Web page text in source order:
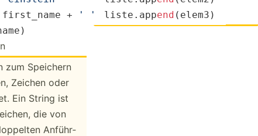
+
' '
+ last_name
zum Speichern
Zeichen oder
Ein String ist
die von
Anführ­
liste.a­pp­end ­(elem3)